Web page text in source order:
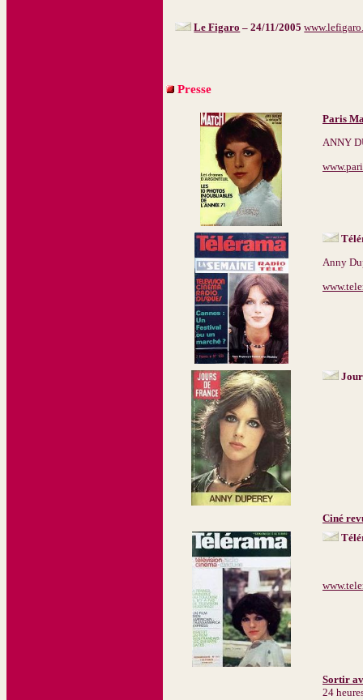
Le Figaro – 24/11/2005
Presse
Paris
ANNY
Anny
Jour
Ciné
Sortir
24